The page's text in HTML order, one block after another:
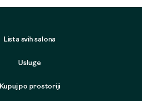
Lista svih salona
Usluge
Kupuj po prostoriji